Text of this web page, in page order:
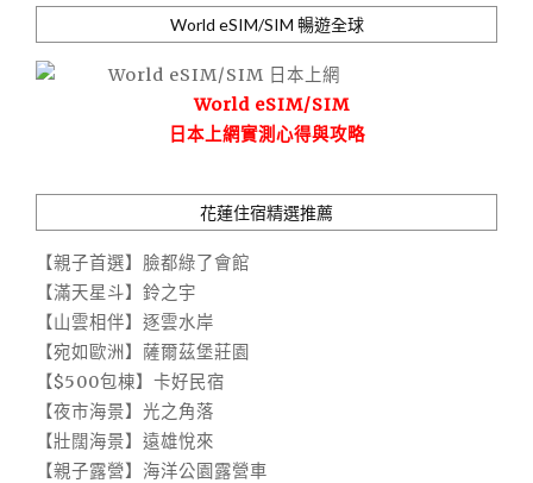
World eSIM/SIM 暢遊全球
World eSIM/SIM
日本上網實測心得與攻略
花蓮住宿精選推薦
【親子首選】臉都綠了會館
【滿天星斗】鈴之宇
【山雲相伴】逐雲水岸
【宛如歐洲】薩爾茲堡莊園
【$500包棟】卡好民宿
【夜市海景】光之角落
【壯闊海景】遠雄悅來
【親子露營】海洋公園露營車